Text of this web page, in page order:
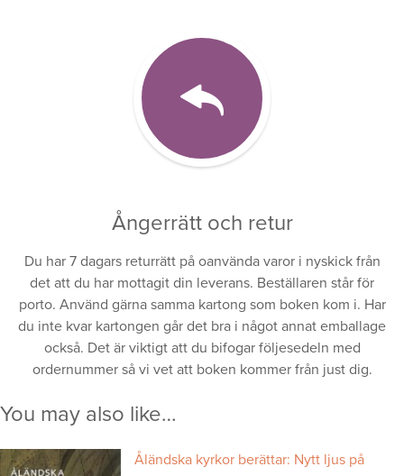
Ångerrätt och retur
Du har 7 dagars returrätt på oanvända varor i nyskick från
det att du har mottagit din leverans. Beställaren står för
porto. Använd gärna samma kartong som boken kom i. Har
du inte kvar kartongen går det bra i något annat emballage
också. Det är viktigt att du bifogar följesedeln med
ordernummer så vi vet att boken kommer från just dig.
You may also like…
Åländska kyrkor berättar: Nytt ljus på